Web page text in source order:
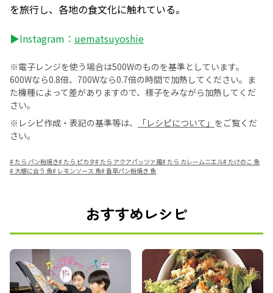
を旅行し、各地の食文化に触れている。
▶Instagram： uematsuyoshie
※電子レンジを使う場合は500Wのものを基準としています。
600Wなら0.8倍、700Wなら0.7倍の時間で加熱してください。ま
た機種によって差がありますので、様子をみながら加熱してくだ
さい。
※レシピ作成・表記の基準等は、
「レシピについて」 をご覧くだ
さい。
# たら パン粉焼き# たら ピカタ# たら アクアパッツァ風# たら カレームニエル# たけのこ 魚
# 大根に合う 魚# レモンソース 魚#香草パン粉焼き 魚
おすすめレシピ